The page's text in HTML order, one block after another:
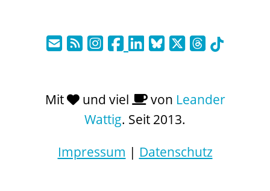
Mit und viel von Leander
Wattig. Seit 2013.
Impressum | Datenschutz